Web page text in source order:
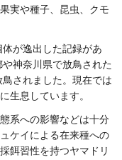
実や種子、昆虫、クモ
が逸出した記録があ
神奈川県で放鳥された
されました。現在では
生息しています。
系への影響などは十分
ケイによる在来種への
餌習性を持つヤマドリ